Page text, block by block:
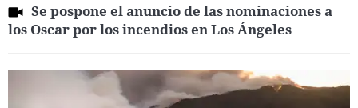
Se pospone el anuncio de las nominaciones a
los Oscar por los incendios en Los Ángeles